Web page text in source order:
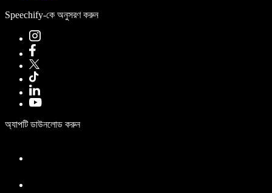
Speechify-কে অনুসরণ করুন
অ্যাপটি ডাউনলোড করুন